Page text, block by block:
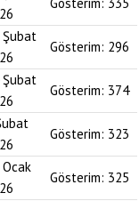
Şubat
Gösterim: 296
Şubat
Gösterim: 374
Gösterim: 323
Gösterim: 325